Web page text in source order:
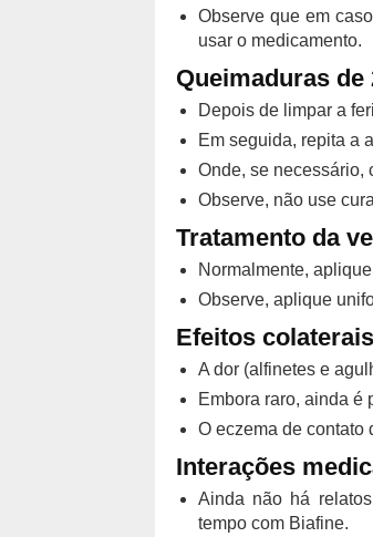
Observe que em
usar o medicamento.
Queimaduras de
Depois de limpar a
Em seguida, repita a
Onde, se necessário,
Observe, não use
Tratamento da
Normalmente,
Observe, aplique
Efeitos
A dor (alfinetes e
Embora raro, ainda é
O eczema de contato
Interações
Ainda não há
tempo com Biafine.